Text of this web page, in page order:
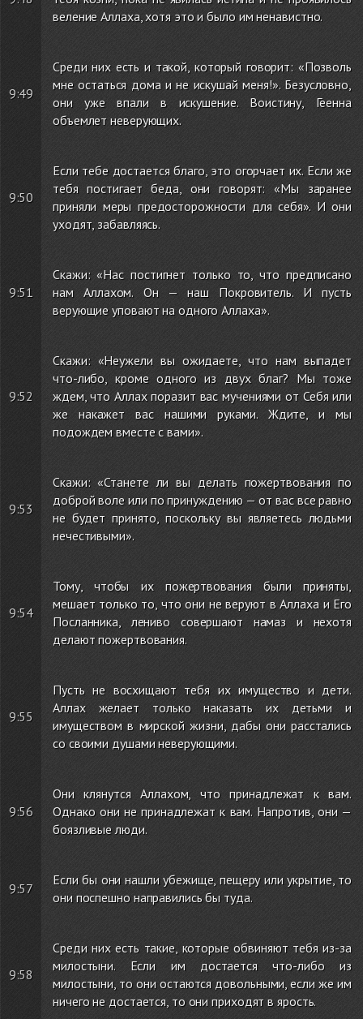
веление Аллаха, хотя это и было им ненавистно.
9:49
Среди них есть и такой, который говорит: «Позволь
мне остаться дома и не искушай меня!». Безусловно,
они уже впали в искушение. Воистину, Геенна
объемлет неверующих.
9:50
Если тебе достается благо, это огорчает их. Если же
тебя постигает беда, они говорят: «Мы заранее
приняли меры предосторожности для себя». И они
уходят, забавляясь.
9:51
Скажи: «Нас постигнет только то, что предписано
нам Аллахом. Он — наш Покровитель. И пусть
верующие уповают на одного Аллаха».
9:52
Скажи: «Неужели вы ожидаете, что нам выпадет
что-либо, кроме одного из двух благ? Мы тоже
ждем, что Аллах поразит вас мучениями от Себя или
же накажет вас нашими руками. Ждите, и мы
подождем вместе с вами».
9:53
Скажи: «Станете ли вы делать пожертвования по
доброй воле или по принуждению — от вас все равно
не будет принято, поскольку вы являетесь людьми
нечестивыми».
9:54
Тому, чтобы их пожертвования были приняты,
мешает только то, что они не веруют в Аллаха и Его
Посланника, лениво совершают намаз и нехотя
делают пожертвования.
9:55
Пусть не восхищают тебя их имущество и дети.
Аллах желает только наказать их детьми и
имуществом в мирской жизни, дабы они расстались
со своими душами неверующими.
9:56
Они клянутся Аллахом, что принадлежат к вам.
Однако они не принадлежат к вам. Напротив, они —
боязливые люди.
9:57
Если бы они нашли убежище, пещеру или укрытие, то
они поспешно направились бы туда.
9:58
Среди них есть такие, которые обвиняют тебя из-за
милостыни. Если им достается что-либо из
милостыни, то они остаются довольными, если же им
ничего не достается, то они приходят в ярость.